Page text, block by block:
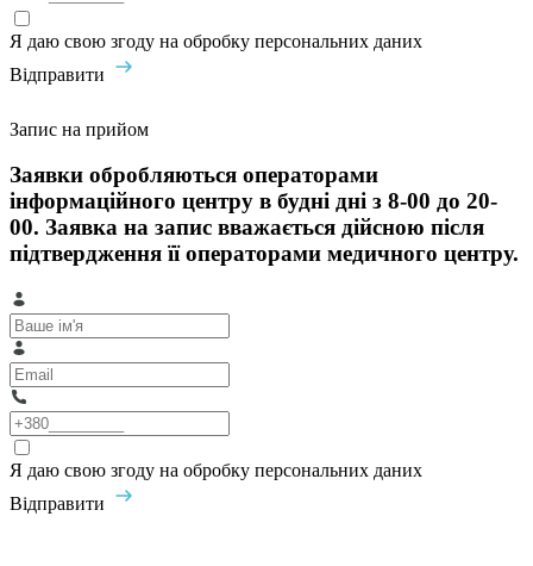
Я даю свою згоду на обробку персональних даних
Відправити
Запис на прийом
Заявки обробляються операторами
інформаційного центру в будні дні з 8-00 до 20-
00. Заявка на запис вважається дійсною після
підтвердження її операторами медичного центру.
Я даю свою згоду на обробку персональних даних
Відправити